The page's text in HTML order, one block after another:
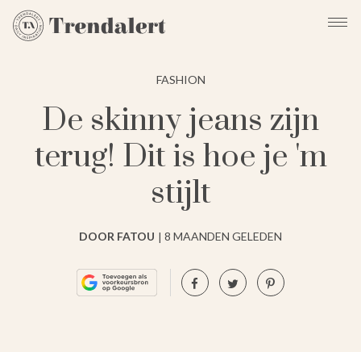
FASHION
De skinny jeans zijn
terug! Dit is hoe je 'm
stijlt
DOOR FATOU 8 MAANDEN GELEDEN